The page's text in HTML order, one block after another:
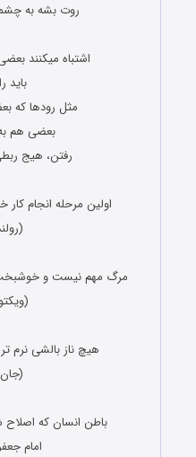
روت بشه به
اشتباه میکنند
باید
مثل رودها که
بعضی هم
رفتن، هیج
اولین مرحله انجام
مرگ مهم نیست و
هیچ ناز بالشی نرم
باطن انسان که اصلاح
امام